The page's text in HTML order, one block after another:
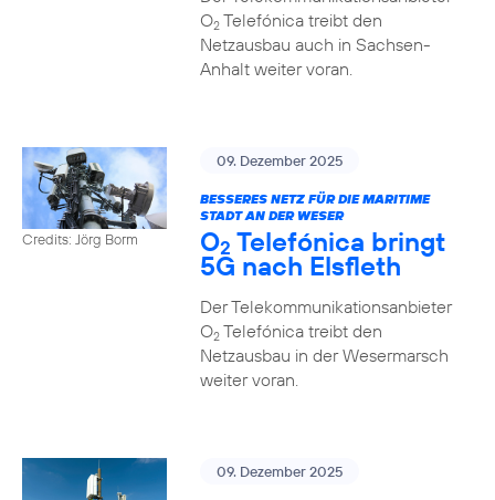
O2Telefónica treibt den
Netzausbau auch in Sachsen-
Anhalt weiter voran.
Credits: Jörg Borm
09. Dezember 2025
BESSERES NETZ FÜR DIE MARITIME
STADT AN DER WESER
O2 Telefónica bringt
5G nach Elsfleth
Der Telekommunikationsanbieter
O2Telefónica treibt den
Netzausbau in der Wesermarsch
weiter voran.
09. Dezember 2025